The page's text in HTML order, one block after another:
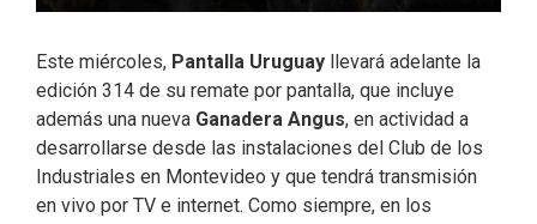
Este miércoles, Pantalla Uruguay llevará adelante la
edición 314 de su remate por pantalla, que incluye
además una nueva Ganadera Angus, en actividad a
desarrollarse desde las instalaciones del Club de los
Industriales en Montevideo y que tendrá transmisión
en vivo por TV e internet. Como siempre, en los